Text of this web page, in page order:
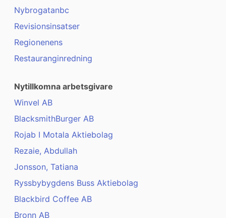
Nybrogatanbc
Revisionsinsatser
Regionenens
Restauranginredning
Nytillkomna arbetsgivare
Winvel AB
BlacksmithBurger AB
Rojab I Motala Aktiebolag
Rezaie, Abdullah
Jonsson, Tatiana
Ryssbybygdens Buss Aktiebolag
Blackbird Coffee AB
Bronn AB